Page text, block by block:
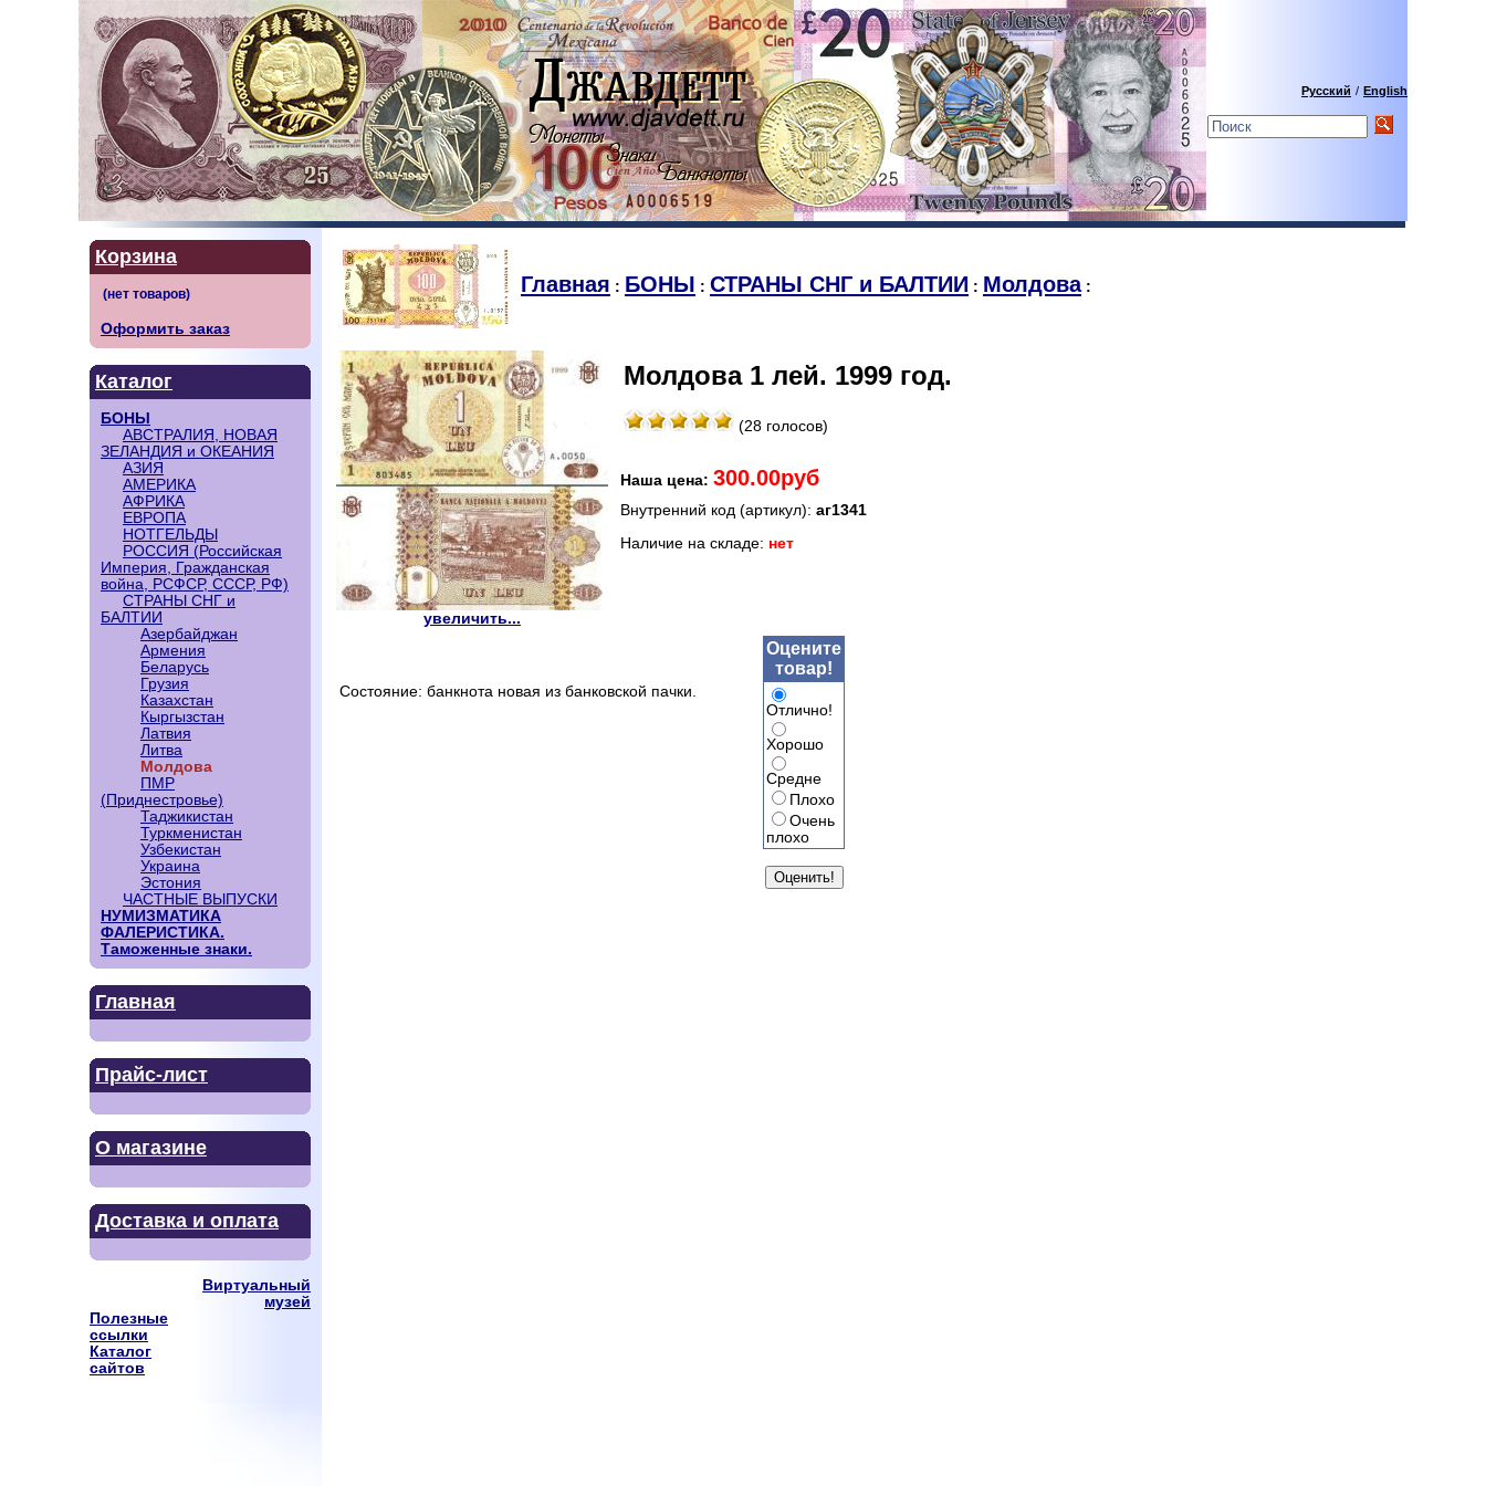
Русский / English
Корзина
Оформить заказ
Каталог
БОНЫ
АВСТРАЛИЯ, НОВАЯ
ЗЕЛАНДИЯ и ОКЕАНИЯ
АЗИЯ
АМЕРИКА
АФРИКА
ЕВРОПА
НОТГЕЛЬДЫ
РОССИЯ (Российская
Империя, Гражданская
война, РСФСР, СССР, РФ)
СТРАНЫ СНГ и
БАЛТИИ
Азербайджан
Армения
Беларусь
Грузия
Казахстан
Кыргызстан
Латвия
Литва
Молдова
ПМР
(Приднестровье)
Таджикистан
Туркменистан
Узбекистан
Украина
Эстония
ЧАСТНЫЕ ВЫПУСКИ
НУМИЗМАТИКА
ФАЛЕРИСТИКА.
Таможенные знаки.
Главная
Прайс-лист
О магазине
Доставка и оплата
Виртуальный
музей
Полезные
ссылки
Каталог
сайтов
Главная : БОНЫ : СТРАНЫ СНГ и БАЛТИИ : Молдова:
увеличить...
Молдова 1 лей. 1999 год.
(28 голосов)
Наша цена: 300.00руб
Внутренний код (артикул): аг1341
Наличие на складе: нет
Состояние: банкнота новая из банковской пачки.
Оцените
товар!
Отлично!
Хорошо
Средне
Плохо
Очень
плохо